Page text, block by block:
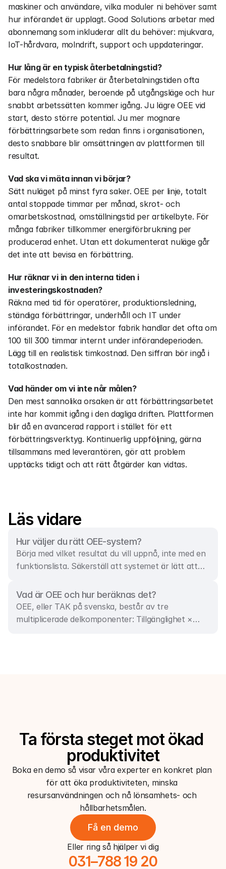
maskiner och användare, vilka moduler ni behöver samt
hur införandet är upplagt. Good Solutions arbetar med
abonnemang som inkluderar allt du behöver: mjukvara,
IoT-hårdvara, molndrift, support och uppdateringar.
Hur lång är en typisk återbetalningstid?
För medelstora fabriker är återbetalningstiden ofta
bara några månader, beroende på utgångsläge och hur
snabbt arbetssätten kommer igång. Ju lägre OEE vid
start, desto större potential. Ju mer mognare
förbättringsarbete som redan finns i organisationen,
desto snabbare blir omsättningen av plattformen till
resultat.
Vad ska vi mäta innan vi börjar?
Sätt nuläget på minst fyra saker. OEE per linje, totalt
antal stoppade timmar per månad, skrot- och
omarbetskostnad, omställningstid per artikelbyte. För
många fabriker tillkommer energiförbrukning per
producerad enhet. Utan ett dokumenterat nuläge går
det inte att bevisa en förbättring.
Hur räknar vi in den interna tiden i
investeringskostnaden?
Räkna med tid för operatörer, produktionsledning,
ständiga förbättringar, underhåll och IT under
införandet. För en medelstor fabrik handlar det ofta om
100 till 300 timmar internt under införandeperioden.
Lägg till en realistisk timkostnad. Den siffran bör ingå i
totalkostnaden.
Vad händer om vi inte når målen?
Den mest sannolika orsaken är att förbättringsarbetet
inte har kommit igång i den dagliga driften. Plattformen
blir då en avancerad rapport i stället för ett
förbättringsverktyg. Kontinuerlig uppföljning, gärna
tillsammans med leverantören, gör att problem
upptäcks tidigt och att rätt åtgärder kan vidtas.
Läs vidare
Hur väljer du rätt OEE-system?
Börja med vilket resultat du vill uppnå, inte med en
funktionslista. Säkerställ att systemet är lätt att
pålitliga data, ger djup förlustanalys,
realtidssynlighet, matchar er maskinpark,
integrerar med andra system och är skalbart.
Vad är OEE och hur beräknas det?
OEE, eller TAK på svenska, består av tre
multiplicerade delkomponenter: Tillgänglighet ×
Ta första steget mot ökad
produktivitet
Boka en demo så visar våra experter en konkret plan
för att öka produktiviteten, minska
resursanvändningen och nå lönsamhets- och
hållbarhetsmålen.
Få en demo
Eller ring så hjälper vi dig
031–788 19 20